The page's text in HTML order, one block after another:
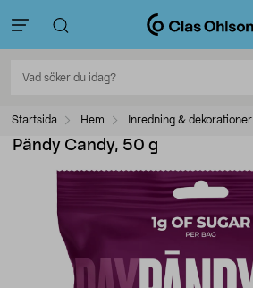
Startsida Hem Inredning & dekorationer
Pändy Candy, 50 g